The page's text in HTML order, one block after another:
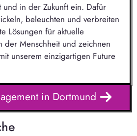
und in der Zukunft ein. Dafür
beleuchten und verbreiten
Lösungen für aktuelle
der Menschheit und zeichnen
unserem einzigartigen Future
in Dortmund